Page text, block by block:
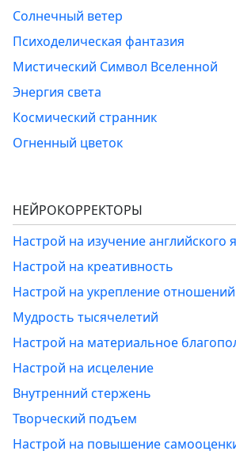
Солнечный ветер
Психоделическая фантазия
Мистический Символ Вселенной
Энергия света
Космический странник
Огненный цветок
НЕЙРОКОРРЕКТОРЫ
Настрой на изучение английского
Настрой на креативность
Настрой на укрепление отношений
Мудрость тысячелетий
Настрой на материальное
Настрой на исцеление
Внутренний стержень
Творческий подъем
Настрой на повышение